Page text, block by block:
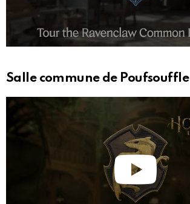
Salle commune de Poufsouffle